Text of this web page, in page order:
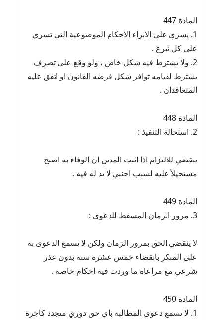
المادة 447
1. يسري على الابراء الاحكام الموضوعية التي تسري
على كل تبرع .
2. ولا يشترط فيه شكل خاص ، ولو وقع على تصرف
يشترط لقيامه توافر شكل فرضه القانون او اتفق عليه
المتعاقدان .
المادة 448
2. استحالة التنفيذ :
ينقضي للالتزام اذا اثبت المدين ان الوفاء به اصبح
مستحيلاً عليه لسبب اجنبي لا يد له فيه .
المادة 449
3. مرور الزمان المسقط للدعوى :
لا ينقضي الحق بمرور الزمان ولكن لا تسمع الدعوى به
على المنكر بانقضاء خمس عشرة سنة بدون عذر
شرعي مع مراعاة ما وردت فيه احكام خاصة .
المادة 450
1. لا تسمع دعوى المطالبة باي حق دوري متجدد كاجرة